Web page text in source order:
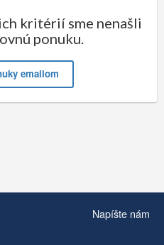
kritérií sme nenašli
ponuku.
emailom
Napíšte nám